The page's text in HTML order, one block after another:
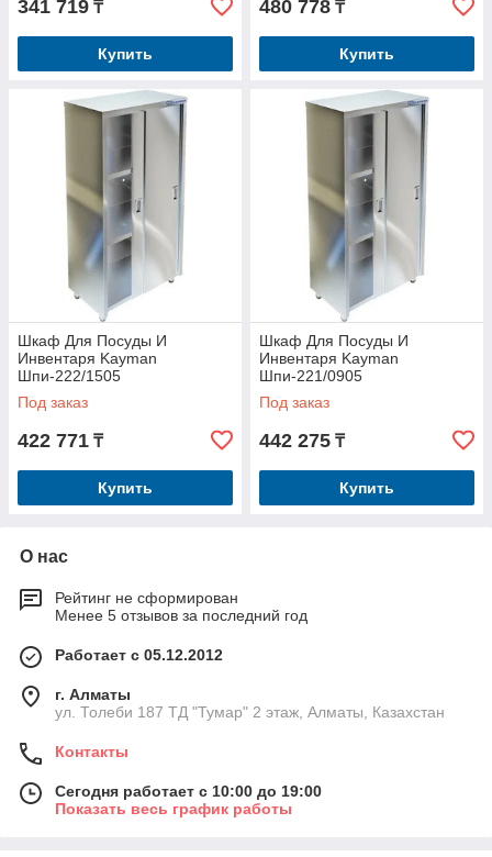
341 719 ₸
Купить
480 778 ₸
Купить
Шкаф Для Посуды И
Инвентаря Kayman
Шпи-222/1505
Под заказ
422 771 ₸
Купить
Шкаф Для Посуды И
Инвентаря Kayman
Шпи-221/0905
Под заказ
442 275 ₸
Купить
О нас
Рейтинг не сформирован
Менее 5 отзывов за последний год
Работает с 05.12.2012
г. Алматы
ул. Толеби 187 ТД "Тумар" 2 этаж, Алматы, Казахстан
Контакты
Сегодня работает с 10:00 до 19:00
Показать весь график работы